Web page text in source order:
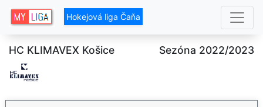
Hokejová liga Čaňa
HC KLIMAVEX Košice Sezóna 2022/2023